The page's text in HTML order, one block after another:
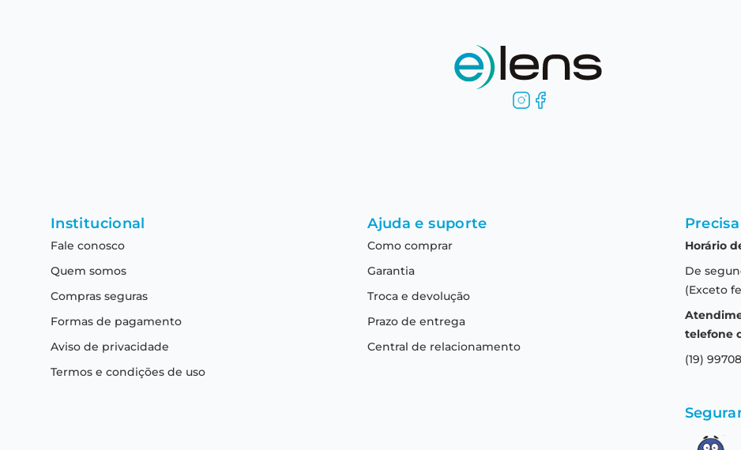
Institucional
Fale conosco
Quem somos
Compras seguras
Formas de pagamento
Aviso de privacidade
Termos e condições de uso
Ajuda e suporte
Como comprar
Garantia
Troca e devolução
Prazo de entrega
Central de relacionamento
Horário
De
(Exceto
telefone
(19)